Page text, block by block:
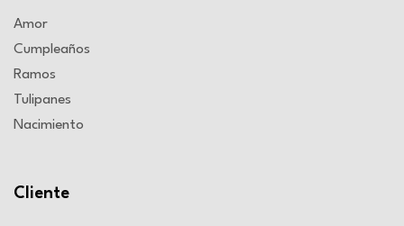
Amor
Cumpleaños
Ramos
Tulipanes
Nacimiento
Cliente